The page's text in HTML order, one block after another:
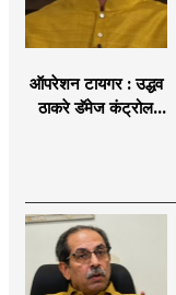
ऑपरेशन टायगर : उद्धव
ठाकरे डॅमेज कंट्रोल
शिंदेंकडे जाण्याच्या चर्चा
सुरू